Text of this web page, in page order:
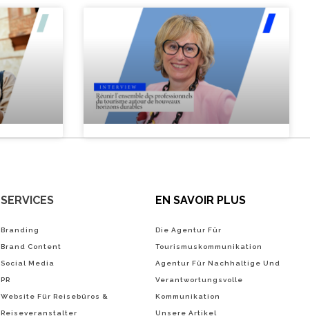
SERVICES
Branding
Brand Content
Social Media
PR
Website Für Reisebüros &
Reiseveranstalter
EN SAVOIR PLUS
Die Agentur Für
Tourismuskommunikation
Agentur Für Nachhaltige Und
Verantwortungsvolle
Kommunikation
Unsere Artikel